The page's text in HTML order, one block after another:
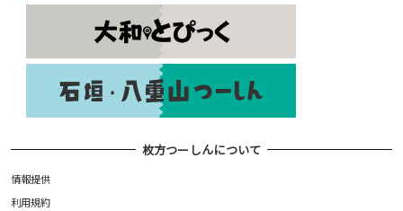
枚方つーしんについて
情報提供
利用規約